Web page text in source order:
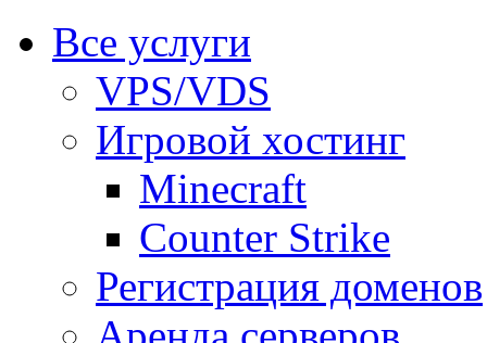
Все услуги
VPS/VDS
Игровой хостинг
Minecraft
Counter Strike
Регистрация доменов